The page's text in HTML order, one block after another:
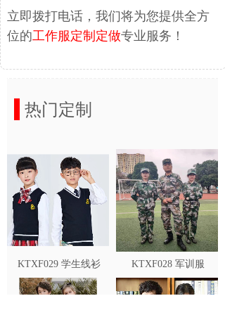
立即拨打电话，我们将为您提供全方
位的工作服定制定做专业服务！
KTXF029 学生线衫 KTXF028 军训服
热门定制